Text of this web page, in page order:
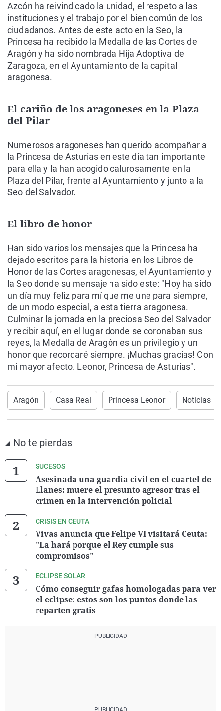
Azcón ha reivindicado la unidad, el respeto a las
instituciones y el trabajo por el bien común de los
ciudadanos. Antes de este acto en la Seo, la
Princesa ha recibido la Medalla de las Cortes de
Aragón y ha sido nombrada Hija Adoptiva de
Zaragoza, en el Ayuntamiento de la capital
aragonesa.
El cariño de los aragoneses en la Plaza
del Pilar
Numerosos aragoneses han querido acompañar a
la Princesa de Asturias en este día tan importante
para ella y la han acogido calurosamente en la
Plaza del Pilar, frente al Ayuntamiento y junto a la
Seo del Salvador.
El libro de honor
Han sido varios los mensajes que la Princesa ha
dejado escritos para la historia en los Libros de
Honor de las Cortes aragonesas, el Ayuntamiento y
la Seo donde su mensaje ha sido este: "Hoy ha sido
un día muy feliz para mí que me une para siempre,
de un modo especial, a esta tierra aragonesa.
Culminar la jornada en la preciosa Seo del Salvador
y recibir aquí, en el lugar donde se coronaban sus
reyes, la Medalla de Aragón es un privilegio y un
honor que recordaré siempre. ¡Muchas gracias! Con
mi mayor afecto. Leonor, Princesa de Asturias".
Aragón Casa Real Princesa Leonor Noticias
No te pierdas
SUCESOS
Asesinada una guardia civil en el cuartel de
Llanes: muere el presunto agresor tras el
crimen en la intervención policial
CRISIS EN CEUTA
Vivas anuncia que Felipe VI visitará Ceuta:
"La hará porque el Rey cumple sus
compromisos"
ECLIPSE SOLAR
Cómo conseguir gafas homologadas para ver
el eclipse: estos son los puntos donde las
reparten gratis